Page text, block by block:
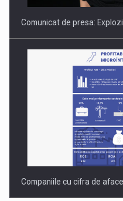
Comunicat de presa:
Companiile cu cifra de